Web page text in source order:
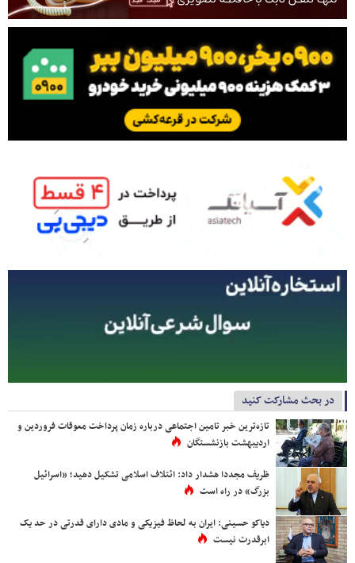
در بحث مشارکت کنید
تازه‌ترین خبر تامین اجتماعی درباره زمان پرداخت معوقات فروردین و
اردیبهشت بازنشستگان
ظریف مجددا هشدار داد: ائتلاف اسلامی تشکیل دهید؛ «اسرائیل
بزرگ» در راه است
دیاکو حسینی: ایران به لحاظ فیزیکی و مادی دارای قدرتی در حد یک
ابرقدرت نیست